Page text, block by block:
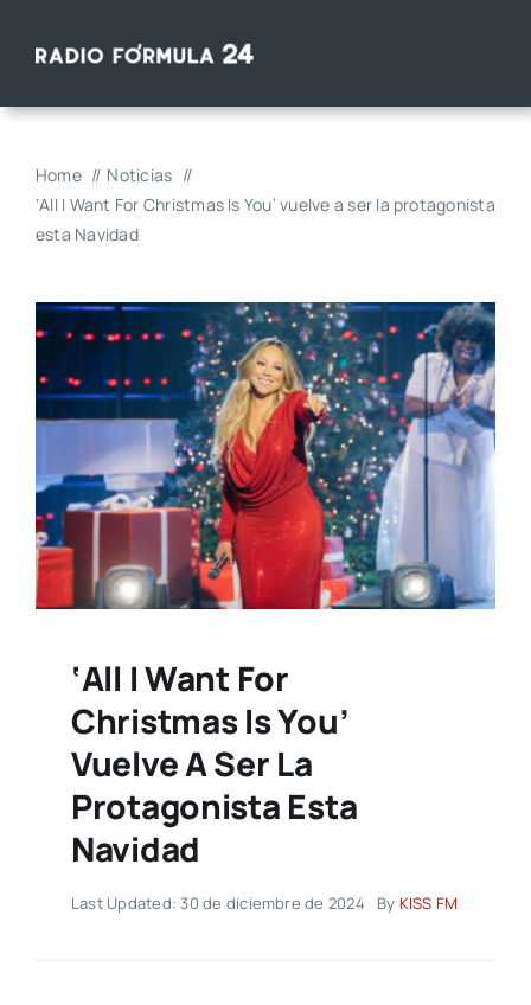
Home
Noticias
‘All I Want For Christmas Is You’ vuelve a ser la protagonista
esta Navidad
‘All I Want For
Christmas Is You’
Vuelve A Ser La
Protagonista Esta
Navidad
Last Updated: 30 de diciembre de 2024 By KISS FM